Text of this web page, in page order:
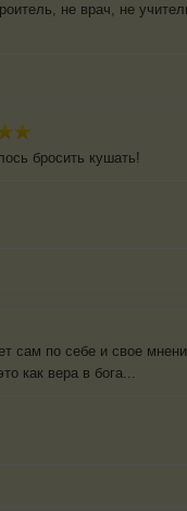
не врач, не
бросить кушать!
сам по себе и свое
как вера в бога...